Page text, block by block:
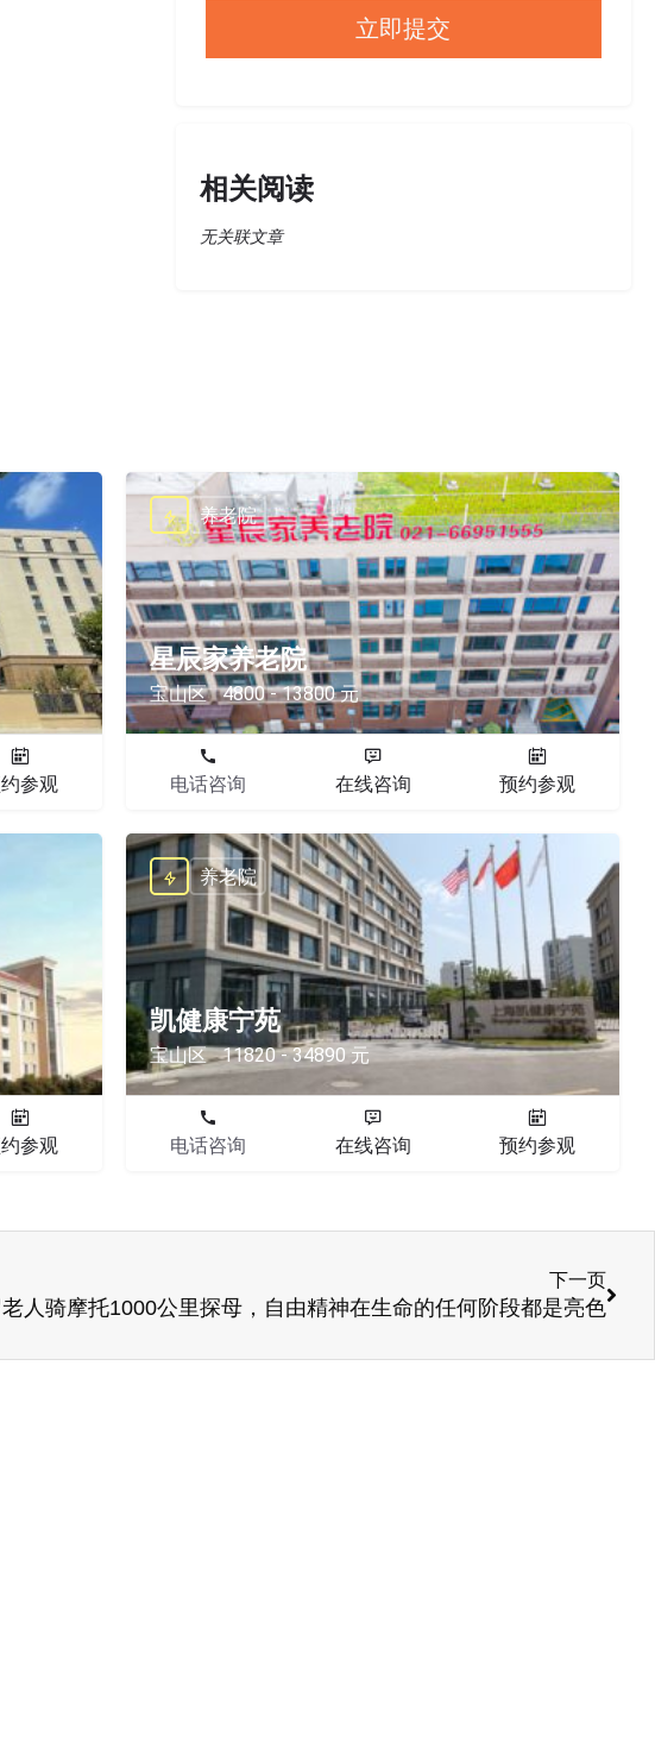
相关阅读
无关联文章
参观
星辰家养老院
宝山区 4800 - 13800 元
养老院
电话咨询 在线咨询 预约参观
参观
凯健康宁苑
宝山区 11820 - 34890 元
养老院
电话咨询 在线咨询 预约参观
下一页
人骑摩托1000公里探母，自由精神在生命的任何阶段都是亮色